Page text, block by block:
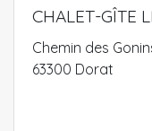
CHALET-GÎTE
Chemin des
63300 Dorat